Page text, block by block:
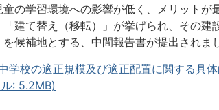
の学習環境への影響が低く、メリットが
建て替え（移転）」が挙げられ、その建
候補地とする、中間報告書が提出されま
学校の適正規模及び適正配置に関する具
: 5.2MB)